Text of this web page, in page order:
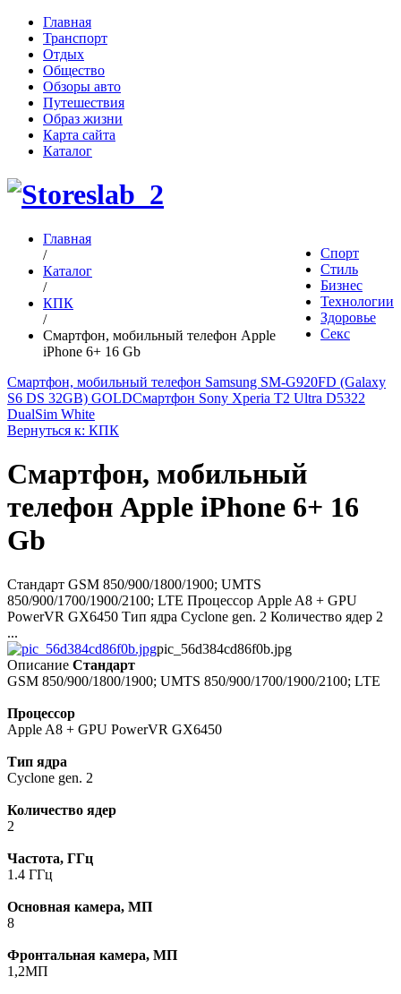
Главная
Транспорт
Отдых
Общество
Обзоры авто
Путешествия
Образ жизни
Карта сайта
Каталог
Спорт
Стиль
Бизнес
Технологии
Здоровье
Секс
Главная
/
Каталог
/
КПК
/
Смартфон, мобильный телефон Apple
iPhone 6+ 16 Gb
Смартфон, мобильный телефон Samsung SM-G920FD (Galaxy
S6 DS 32GB) GOLDСмартфон Sony Xperia T2 Ultra D5322
DualSim White
Вернуться к: КПК
Смартфон, мобильный
телефон Apple iPhone 6+ 16
Gb
Стандарт GSM 850/900/1800/1900; UMTS
850/900/1700/1900/2100; LTE Процессор Apple A8 + GPU
PowerVR GX6450 Тип ядра Cyclone gen. 2 Количество ядер 2
...
pic_56d384cd86f0b.jpg
Описание Стандарт
GSM 850/900/1800/1900; UMTS 850/900/1700/1900/2100; LTE
Процессор
Apple A8 + GPU PowerVR GX6450
Тип ядра
Cyclone gen. 2
Количество ядер
2
Частота, ГГц
1.4 ГГц
Основная камера, МП
8
Фронтальная камера, МП
1,2МП